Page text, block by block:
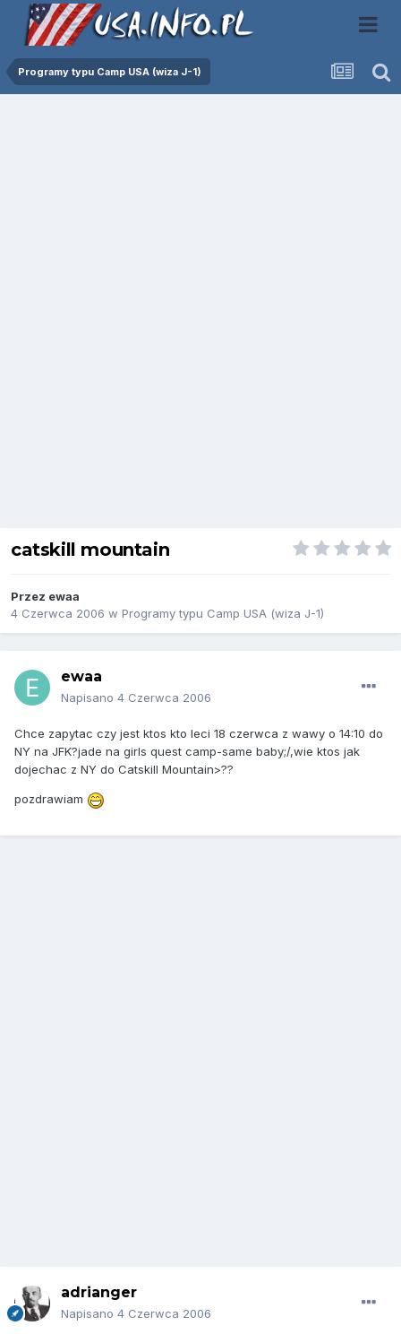
Programy typu Camp USA (wiza J-1)
catskill mountain
Przez ewaa
4 Czerwca 2006 w Programy typu Camp USA (wiza J-1)
ewaa
Napisano 4 Czerwca 2006
Chce zapytac czy jest ktos kto leci 18 czerwca z wawy o 14:10 do
NY na JFK?jade na girls quest camp-same baby;/,wie ktos jak
dojechac z NY do Catskill Mountain>??
pozdrawiam
adrianger
Napisano 4 Czerwca 2006